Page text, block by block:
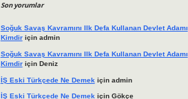
Son yorumlar
Soğuk Savaş Kavramını Ilk Defa Kullanan Devlet Adamı
Kimdiriçin admin
Soğuk Savaş Kavramını Ilk Defa Kullanan Devlet Adamı
Kimdiriçin Deniz
İŞ Eski Türkçede Ne Demek için admin
İŞ Eski Türkçede Ne Demekiçin Gökçe